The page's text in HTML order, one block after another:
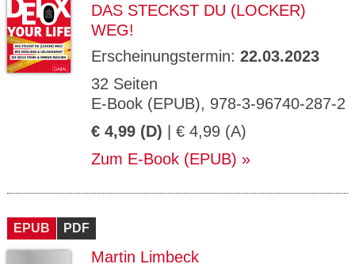
DAS STECKST DU (LOCKER)
WEG!
Erscheinungstermin: 22.03.2023
32 Seiten
E-Book (EPUB), 978-3-96740-287-2
€ 4,99 (D) | € 4,99 (A)
Zum E-Book (EPUB)
EPUB PDF
Martin Limbeck